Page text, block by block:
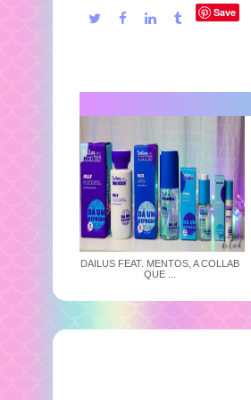
Save
DAILUS FEAT. MENTOS, A COLLAB
QUE ...